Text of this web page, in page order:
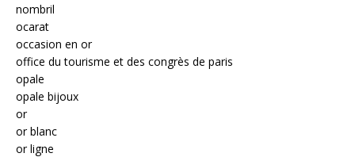
nombril
ocarat
occasion en or
office du tourisme et des congrès de paris
opale
opale bijoux
or
or blanc
or ligne